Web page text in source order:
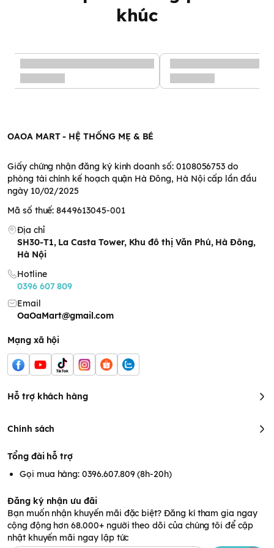
cấu tạo cơ thể bé
Bỉm cho bé trai: Phần thấm hút sẽ nghiêng về phía trước.
đáy.
Nhờ vậy mà chất lỏng sẽ được thấm hút hiệu quả và dàn đều
khắp mặt bỉm, hạn chế tình trạng tràn bỉm hay lệch bỉm.
Mặc dù có độ thấm hút cực lớn nhưngbỉm giới tính Momo
khó chịu. Một chiếc bỉm “mặc như không mặc” phù hợp với cả
mùa đông lẫn mùa hè. Không chỉ mỏng nhẹ, bỉm còn rất mềm
mại, êm ái, nâng niu làn da bé, không làm da bé bị trầy xước
hay kích ứng ngay cả khi vận động, chạy nhảy nhiều.
khúc
OAOA MART - HỆ THỐNG MẸ & BÉ
Giấy chứng nhận đăng ký kinh doanh số: 0108056753 do
phòng tài chính kế hoạch quận Hà Đông, Hà Nội cấp lần đầu
ngày 10/02/2025
Mã số thuế: 8449613045-001
Địa chỉ
SH30-T1, La Casta Tower, Khu đô thị Văn Phú, Hà Đông,
Hà Nội
Hotline
0396 607 809
Email
OaOaMart@gmail.com
Mạng xã hội
Hỗ trợ khách hàng
Chính sách
Tổng đài hỗ trợ
Gọi mua hàng: 0396.607.809 (8h-20h)
Đăng ký nhận ưu đãi
Bạn muốn nhận khuyến mãi đặc biệt? Đăng kí tham gia ngay
cộng động hơn 68.000+ người theo dõi của chúng tôi để cập
nhật khuyến mãi ngay lập tức